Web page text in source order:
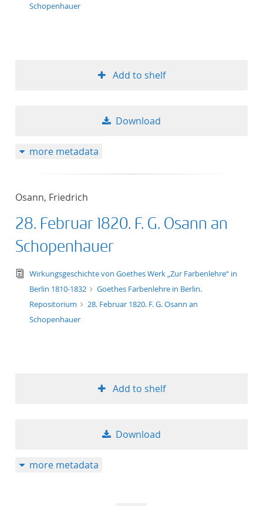
Schopenhauer
Add to shelf
Download
more metadata
Osann, Friedrich
28. Februar 1820. F. G. Osann an
Schopenhauer
text/tg.edition+tg.aggregation+xml
Wirkungsgeschichte von Goethes Werk „Zur Farbenlehre“ in
Berlin 1810-1832
Goethes Farbenlehre in Berlin.
Repositorium
28. Februar 1820. F. G. Osann an
Schopenhauer
Add to shelf
Download
more metadata